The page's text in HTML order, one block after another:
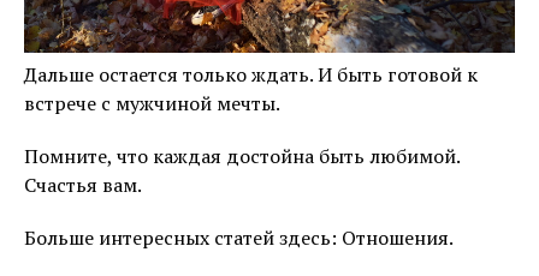
Дальше остается только ждать. И быть готовой к
встрече с мужчиной мечты.
Помните, что каждая достойна быть любимой.
Счастья вам.
Больше интересных статей здесь: Отношения.